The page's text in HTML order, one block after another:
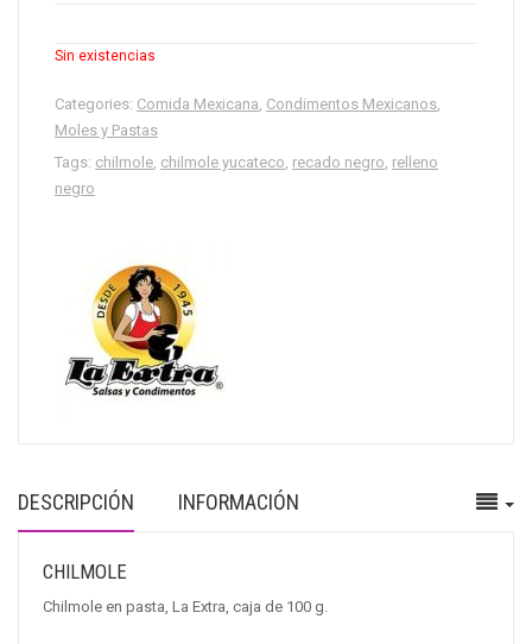
Sin existencias
Categories: Comida Mexicana, Condimentos Mexicanos,
Moles y Pastas
Tags: chilmole, chilmole yucateco, recado negro, relleno
negro
DESCRIPCIÓN INFORMACIÓN
CHILMOLE
Chilmole en pasta, La Extra, caja de 100 g.